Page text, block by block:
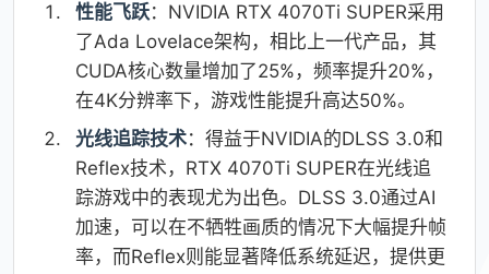
性能飞跃：NVIDIA RTX 4070Ti SUPER采用
了Ada Lovelace架构，相比上一代产品，其
CUDA核心数量增加了25%，频率提升20%，
在4K分辨率下，游戏性能提升高达50%。
光线追踪技术：得益于NVIDIA的DLSS 3.0和
Reflex技术，RTX 4070Ti SUPER在光线追
踪游戏中的表现尤为出色。DLSS 3.0通过AI
加速，可以在不牺牲画质的情况下大幅提升帧
率，而Reflex则能显著降低系统延迟，提供更